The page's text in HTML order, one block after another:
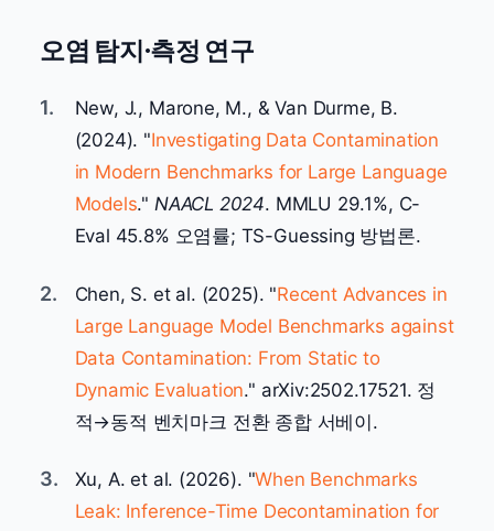
오염 탐지·측정 연구
1.
New, J., Marone, M., & Van Durme, B.
(2024). "Investigating Data Contamination
in Modern Benchmarks for Large Language
Models." NAACL 2024. MMLU 29.1%, C-
Eval 45.8% 오염률; TS-Guessing 방법론.
2. Chen, S. et al. (2025). "Recent Advances in
Large Language Model Benchmarks against
Data Contamination: From Static to
Dynamic Evaluation." arXiv:2502.17521. 정
적→동적 벤치마크 전환 종합 서베이.
3. Xu, A. et al. (2026). "When Benchmarks
Leak: Inference-Time Decontamination for